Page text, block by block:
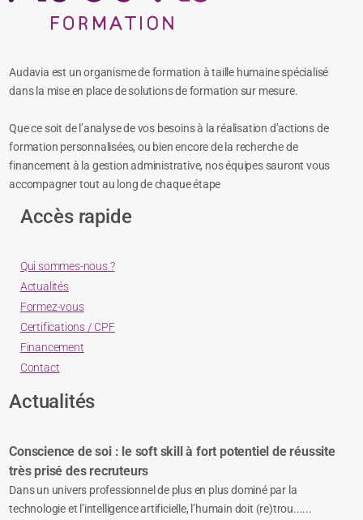
Audavia est un organisme de formation à taille humaine spécialisé
dans la mise en place de solutions de formation sur mesure.
Que ce soit de l’analyse de vos besoins à la réalisation d’actions de
formation personnalisées, ou bien encore de la recherche de
financement à la gestion administrative, nos équipes sauront vous
accompagner tout au long de chaque étape
Accès rapide
Qui sommes-nous ?
Actualités
Formez-vous
Certifications / CPF
Financement
Contact
Actualités
Conscience de soi : le soft skill à fort potentiel de réussite
très prisé des recruteurs
Dans un univers professionnel de plus en plus dominé par la
technologie et l’intelligence artificielle, l’humain doit (re)trou......